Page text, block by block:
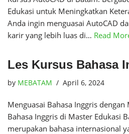
Edukasi untuk Meningkatkan
Anda ingin menguasai AutoCAD
karir yang lebih luas di… Read
Les Kursus Bahasa
by MEBATAM April 6, 2024
Menguasai Bahasa Inggris dengan
Bahasa Inggris di Master Edukasi
merupakan bahasa internasional